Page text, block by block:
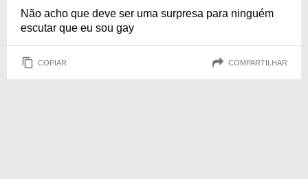
Não acho que deve ser uma surpresa para ninguém
escutar que eu sou gay
COPIAR COMPARTILHAR